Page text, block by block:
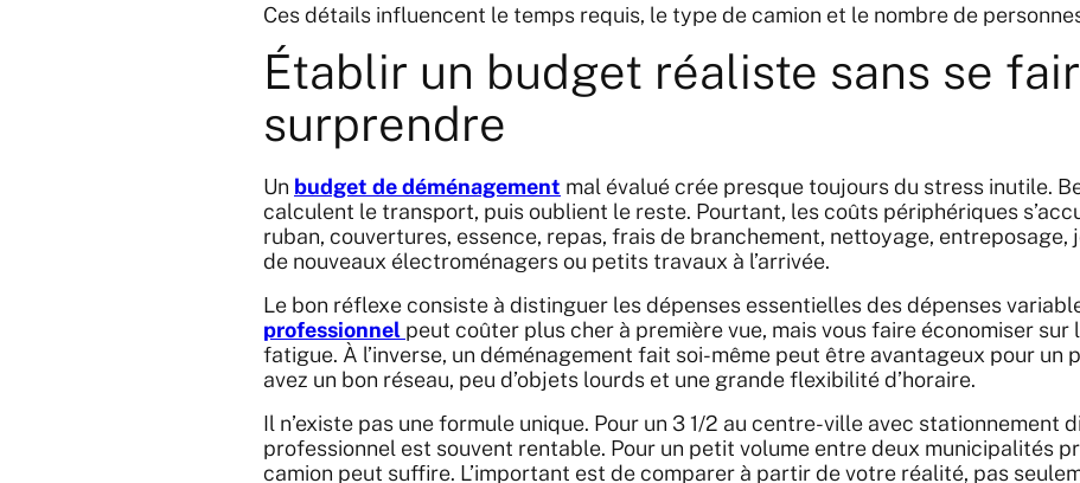
Ces détails influencent le temps requis, le type de camion et le nombre de
Établir un budget réaliste sans se
surprendre
Un budget de déménagement mal évalué crée presque toujours du stress inutile.
calculent le transport, puis oublient le reste. Pourtant, les coûts périphériques
ruban, couvertures, essence, repas, frais de branchement, nettoyage, entreposage,
de nouveaux électroménagers ou petits travaux à l’arrivée.
Le bon réflexe consiste à distinguer les dépenses essentielles des dépenses
professionnel peut coûter plus cher à première vue, mais vous faire économiser sur
fatigue. À l’inverse, un déménagement fait soi-même peut être avantageux pour un
avez un bon réseau, peu d’objets lourds et une grande flexibilité d’horaire.
Il n’existe pas une formule unique. Pour un 3 1/2 au centre-ville avec stationnement
professionnel est souvent rentable. Pour un petit volume entre deux municipalités
camion peut suffire. L’important est de comparer à partir de votre réalité, pas